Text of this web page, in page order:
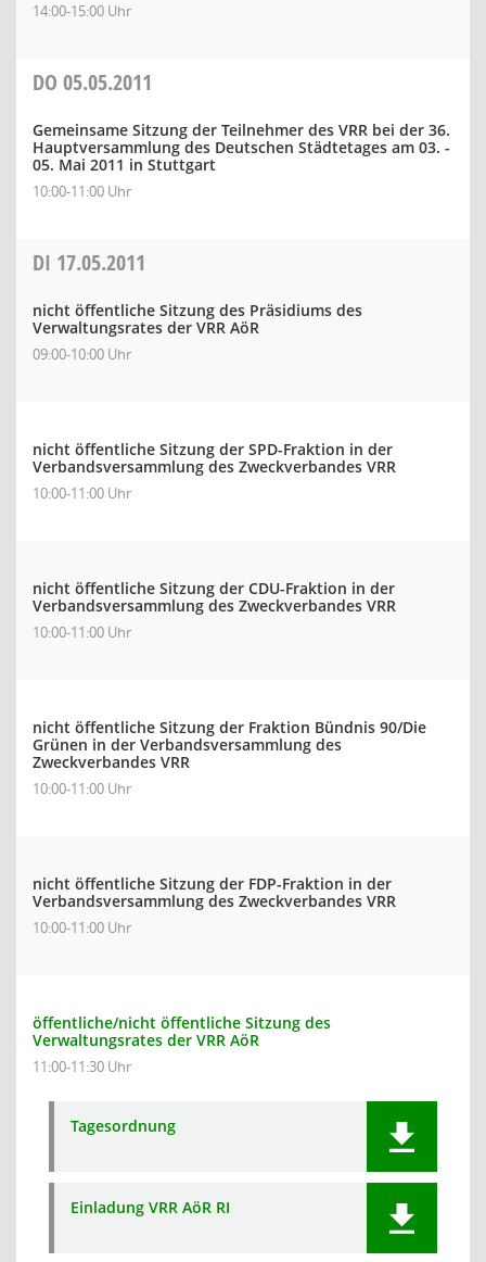
14:00-15:00 Uhr
DO 05.05.2011
Gemeinsame Sitzung der Teilnehmer des VRR bei der 36.
Hauptversammlung des Deutschen Städtetages am 03. -
05. Mai 2011 in Stuttgart
10:00-11:00 Uhr
DI 17.05.2011
nicht öffentliche Sitzung des Präsidiums des
Verwaltungsrates der VRR AöR
09:00-10:00 Uhr
nicht öffentliche Sitzung der SPD-Fraktion in der
Verbandsversammlung des Zweckverbandes VRR
10:00-11:00 Uhr
nicht öffentliche Sitzung der CDU-Fraktion in der
Verbandsversammlung des Zweckverbandes VRR
10:00-11:00 Uhr
nicht öffentliche Sitzung der Fraktion Bündnis 90/Die
Grünen in der Verbandsversammlung des
Zweckverbandes VRR
10:00-11:00 Uhr
nicht öffentliche Sitzung der FDP-Fraktion in der
Verbandsversammlung des Zweckverbandes VRR
10:00-11:00 Uhr
öffentliche/nicht öffentliche Sitzung des
Verwaltungsrates der VRR AöR
11:00-11:30 Uhr
Tagesordnung
Einladung VRR AöR RI